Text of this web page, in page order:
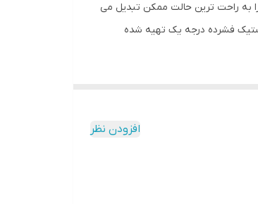
آشپزی را به راحت ترین حالت ممکن تبدیل می
و پلاستیک فشرده درجه یک تهیه شده
افزودن نظر